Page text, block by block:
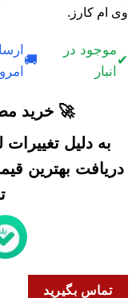
وی ام کارز.
✔
موجود در
انبار
🚚
🚀 خرید
به دلیل
دریافت بهترین
تماس بگیرید